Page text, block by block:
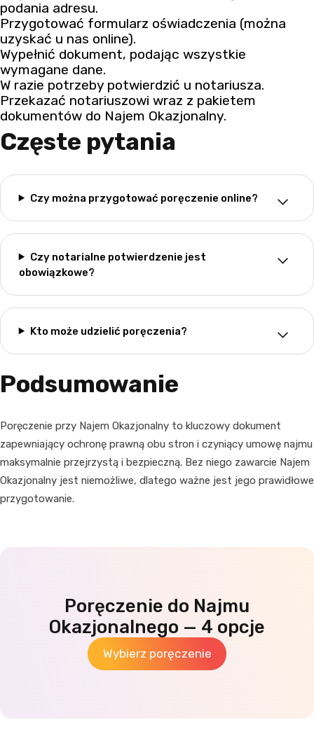
podania adresu.
Przygotować formularz oświadczenia (można
uzyskać u nas online).
Wypełnić dokument, podając wszystkie
wymagane dane.
W razie potrzeby potwierdzić u notariusza.
Przekazać notariuszowi wraz z pakietem
dokumentów do Najem Okazjonalny.
Częste pytania
Czy można przygotować poręczenie online?
Czy notarialne potwierdzenie jest
obowiązkowe?
Kto może udzielić poręczenia?
Podsumowanie
Poręczenie przy Najem Okazjonalny to kluczowy dokument
zapewniający ochronę prawną obu stron i czyniący umowę najmu
maksymalnie przejrzystą i bezpieczną. Bez niego zawarcie Najem
Okazjonalny jest niemożliwe, dlatego ważne jest jego prawidłowe
przygotowanie.
Poręczenie do Najmu
Okazjonalnego — 4 opcje
Wybierz poręczenie